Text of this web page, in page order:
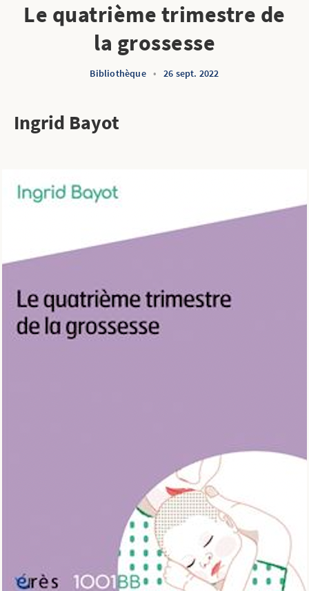
Le quatrième trimestre de
la grossesse
Bibliothèque • 26 sept. 2022
Ingrid Bayot